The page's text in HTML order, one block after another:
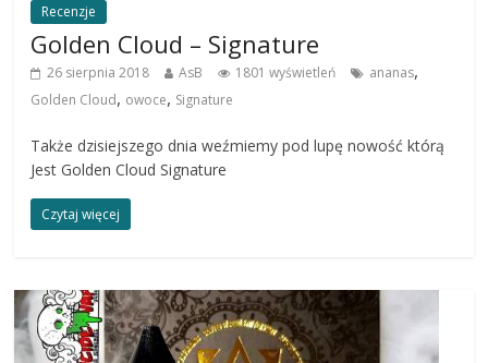
Recenzje
Golden Cloud – Signature
26 sierpnia 2018 AsB 1801 wyświetleń ananas,
Golden Cloud, owoce, Signature
Także dzisiejszego dnia weźmiemy pod lupę nowość którą
Jest Golden Cloud Signature
Czytaj więcej